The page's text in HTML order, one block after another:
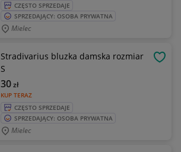
CZĘSTO SPRZEDAJE
SPRZEDAJĄCY: OSOBA PRYWATNA
Mielec
Stradivarius bluzka damska rozmiar
S
KUP TERAZ
30zł
CZĘSTO SPRZEDAJE
SPRZEDAJĄCY: OSOBA PRYWATNA
Mielec